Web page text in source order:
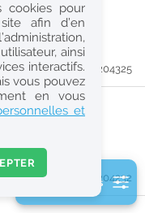
mer
#204325
#204232
2 filtre(s) actifs
cookies pour
afin d’en
ainsi
interactifs.
vous pouvez
en vous
et